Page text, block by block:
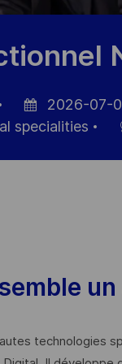
Datum
Veröffentlichung
2026-07-
specialities
technologies